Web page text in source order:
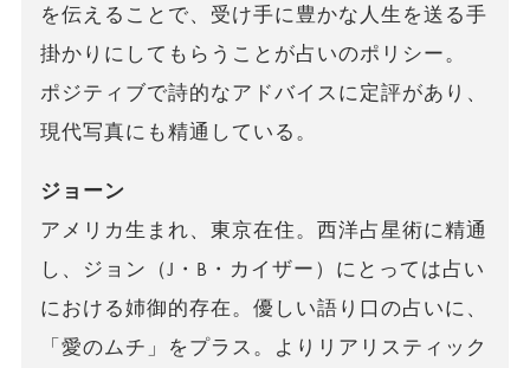
を伝えることで、受け手に豊かな人生を送る手
掛かりにしてもらうことが占いのポリシー。
ポジティブで詩的なアドバイスに定評があり、
現代写真にも精通している。
ジョーン
アメリカ生まれ、東京在住。西洋占星術に精通
し、ジョン（J・B・カイザー）にとっては占い
における姉御的存在。優しい語り口の占いに、
「愛のムチ」をプラス。よりリアリスティック